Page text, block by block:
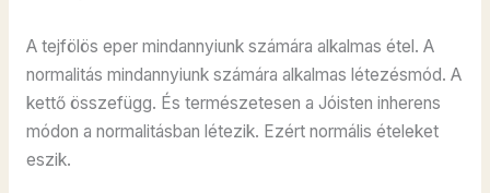
A tejfölös eper mindannyiunk számára alkalmas étel. A
normalitás mindannyiunk számára alkalmas létezésmód. A
kettő összefügg. És természetesen a Jóisten inherens
módon a normalitásban létezik. Ezért normális ételeket
eszik.